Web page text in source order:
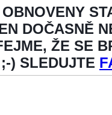
DOČASNĚ
ŽE SE
) SLEDUJTE